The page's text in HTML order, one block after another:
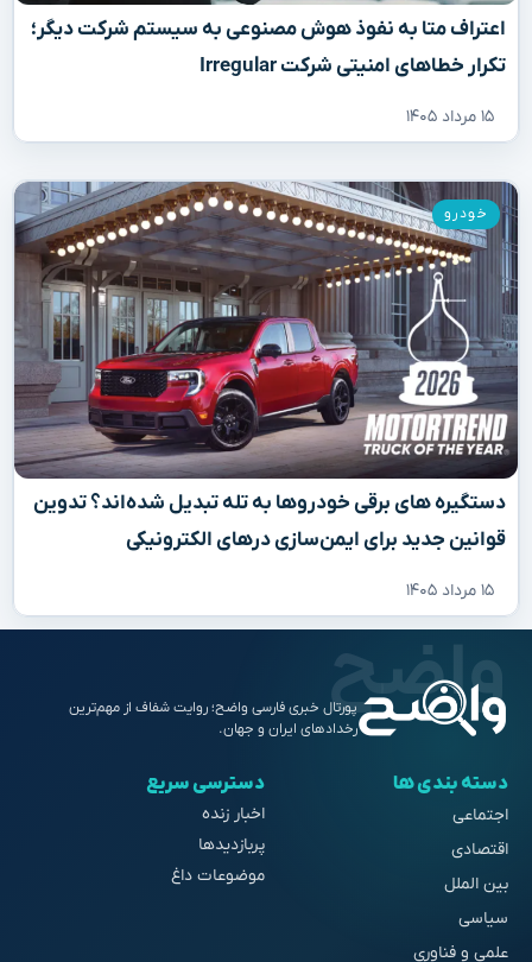
اعتراف متا به نفوذ هوش مصنوعی به سیستم شرکت دیگر؛
تکرار خطاهای امنیتی شرکت Irregular
۱۵ مرداد ۱۴۰۵
دستگیره‌ های برقی خودروها به تله تبدیل شده‌اند؟ تدوین
قوانین جدید برای ایمن‌سازی درهای الکترونیکی
۱۵ مرداد ۱۴۰۵
خودرو
پورتال خبری فارسی واضح؛ روایت شفاف از مهم‌ترین
رخدادهای ایران و جهان.
دسته بندی ها
اجتماعی
اقتصادی
بین الملل
سیاسی
علمی و فناوری
دسترسی سریع
اخبار زنده
پربازدیدها
موضوعات داغ